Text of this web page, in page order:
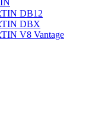
DB12
DBX
V8 Vantage